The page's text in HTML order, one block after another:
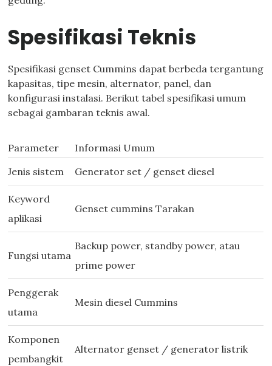
Spesifikasi Teknis
Spesifikasi genset Cummins dapat berbeda tergantung
kapasitas, tipe mesin, alternator, panel, dan
konfigurasi instalasi. Berikut tabel spesifikasi umum
sebagai gambaran teknis awal.
Parameter
Informasi Umum
Jenis sistem
Generator set / genset diesel
Keyword
aplikasi
Genset cummins Tarakan
Fungsi utama
Backup power, standby power, atau
prime power
Penggerak
utama
Mesin diesel Cummins
Komponen
pembangkit
Alternator genset / generator listrik